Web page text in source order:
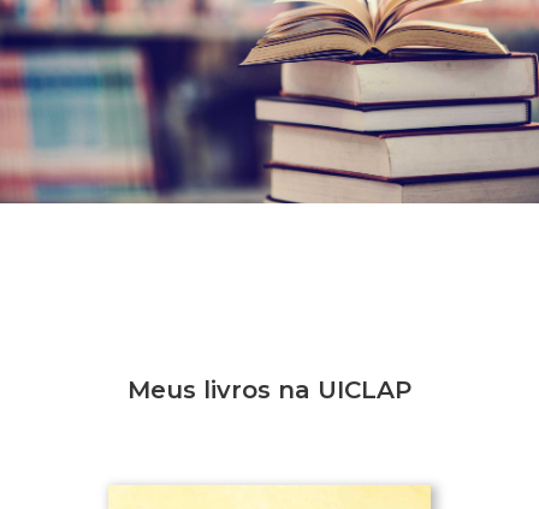
Meus livros na UICLAP